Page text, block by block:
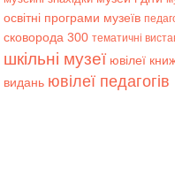
освітні програми музеїв
сковорода 300 тематичні
шкільні музеї ювілеї
видань ювілеї педагогів